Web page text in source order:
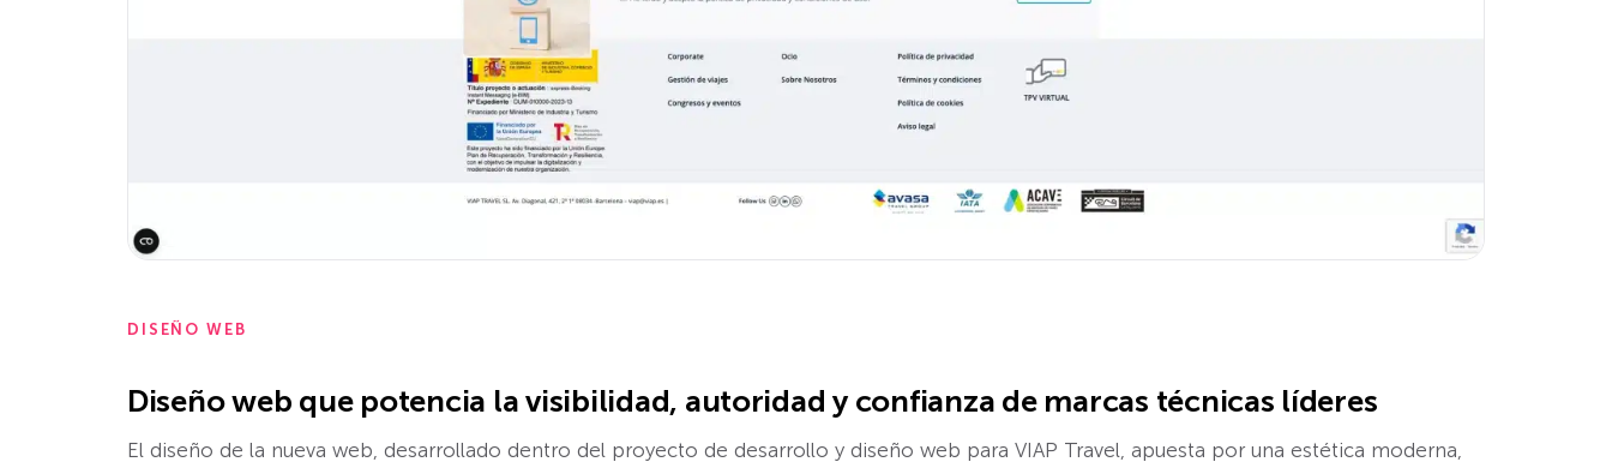
DISEÑO WEB
Diseño web que potencia la visibilidad, autoridad y confianza de marcas técnicas líderes
El diseño de la nueva web, desarrollado dentro del proyecto de desarrollo y diseño web para VIAP Travel, apuesta por una estética moderna,